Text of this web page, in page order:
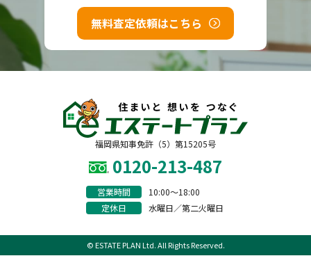
無料査定依頼はこちら
福岡県知事免許（5）第15205号
0120-213-487
営業時間
10:00〜18:00
定休日
水曜日／第二火曜日
© ESTATE PLAN Ltd. All Rights Reserved.